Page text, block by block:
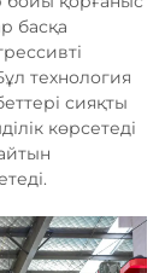
басқа
технология
сияқты
көрсетеді